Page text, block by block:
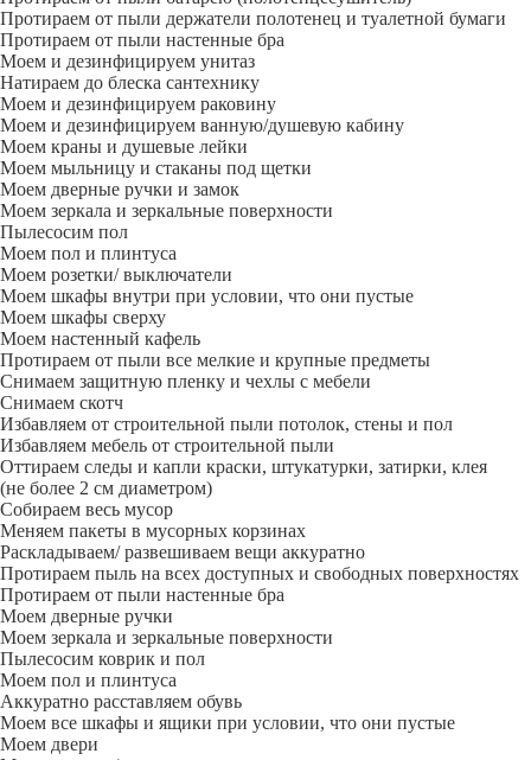
Протираем от пыли держатели полотенец и туалетной бумаги
Протираем от пыли настенные бра
Моем и дезинфицируем унитаз
Натираем до блеска сантехнику
Моем и дезинфицируем раковину
Моем и дезинфицируем ванную/душевую кабину
Моем краны и душевые лейки
Моем мыльницу и стаканы под щетки
Моем дверные ручки и замок
Моем зеркала и зеркальные поверхности
Пылесосим пол
Моем пол и плинтуса
Моем розетки/ выключатели
Моем шкафы внутри при условии, что они пустые
Моем шкафы сверху
Моем настенный кафель
Протираем от пыли все мелкие и крупные предметы
Снимаем защитную пленку и чехлы с мебели
Снимаем скотч
Избавляем от строительной пыли потолок, стены и пол
Избавляем мебель от строительной пыли
Оттираем следы и капли краски, штукатурки, затирки, клея
(не более 2 см диаметром)
Собираем весь мусор
Меняем пакеты в мусорных корзинах
Раскладываем/ развешиваем вещи аккуратно
Протираем пыль на всех доступных и свободных поверхностях
Протираем от пыли настенные бра
Моем дверные ручки
Моем зеркала и зеркальные поверхности
Пылесосим коврик и пол
Моем пол и плинтуса
Аккуратно расставляем обувь
Моем все шкафы и ящики при условии, что они пустые
Моем двери